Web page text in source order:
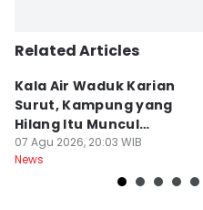
Related Articles
Kala Air Waduk Karian
Surut, Kampung yang
Hilang Itu Muncul
Kembali
07 Agu 2026, 20:03 WIB
News